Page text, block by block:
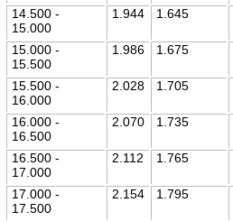
14.500 -
15.000
1.944 1.645
15.000 -
15.500
1.986 1.675
15.500 -
16.000
2.028 1.705
16.000 -
16.500
2.070 1.735
16.500 -
17.000
2.112 1.765
17.000 -
17.500
2.154 1.795